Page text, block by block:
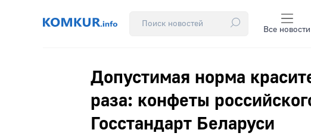
Все новости
Допустимая норма
раза: конфеты
Госстандарт Беларуси